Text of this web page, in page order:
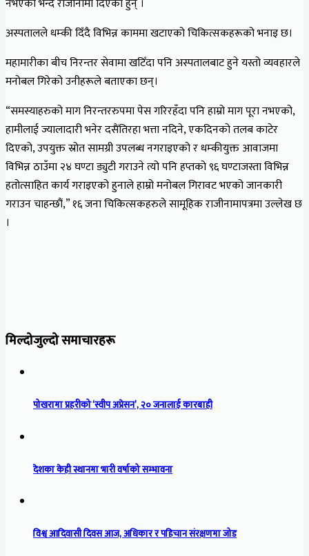
अस्पतालले धम्की दिँदै विभिन्न काममा खटाएको चिकित्सकहरूको भनाइ छ।
महामारीका बीच निरन्तर सेवामा खटिँदा पनि अस्पतालबाट हुने यस्तो व्यवहारले
मनोबल गिरेको उनीहरूले बताएका छन्।
“समस्याहरुको माग निरन्तररुपमा पेस गरिरहँदा पनि हाम्रो माग पूरा नभएको,
हामीलाई ज्यालादारी भनेर दसैंतिरहा भत्ता नदिने, एकदिनको तलब काटेर
दिएको, उपयुक्त स्रोत सामग्री उपलब्ध नगराइएको र धम्कीयुक्त आवाजमा
विभिन्न ठाउँमा २४ घण्टा ड्युटी गराउने त्यो पनि हप्तको ९६ घण्टाजस्ता विभिन्न
हतोत्साहित कार्य गराइएको हुनाले हाम्रो मनोबल गिरावट भएको जानकारी
गराउन चाहन्छौं,” १६ जना चिकित्सकहरुले सामूहिक राजीनामापत्रमा उल्लेख छ
।
मिल्दोजुल्दो समाचारहरू
पोखरामा प्रहरीको ‘स्वीप अप्रेसन’, २० जनालाई कारबाही
देशका केही स्थानमा भारी वर्षाको सम्भावना
विश्व आदिवासी दिवस आज, अधिकार र पहिचान संरक्षणमा जोड